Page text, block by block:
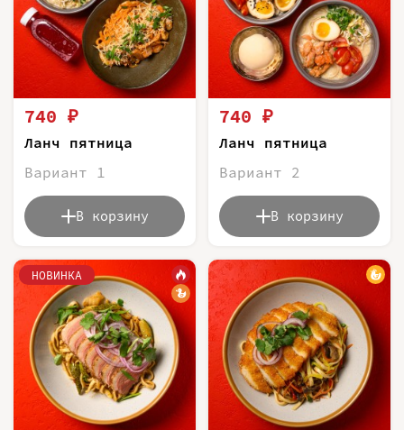
740 ₽
Ланч пятница
Вариант 1
В корзину
740 ₽
Ланч пятница
Вариант 2
В корзину
НОВИНКА